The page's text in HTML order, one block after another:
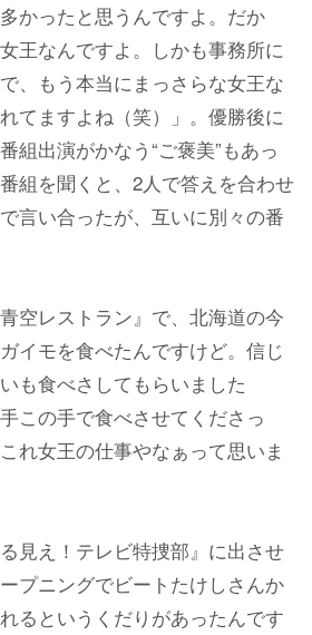
かったと思うんですよ。だか
王なんですよ。しかも事務所に
、もう本当にまっさらな女王な
てますよね（笑）」。優勝後に
組出演がかなう“ご褒美”もあっ
組を聞くと、2人で答えを合わせ
言い合ったが、互いに別々の番
空レストラン』で、北海道の今
イモを食べたんですけど。信じ
も食べさしてもらいました
この手で食べさせてくださっ
れ女王の仕事やなぁって思いま
見え！テレビ特捜部』に出させ
プニングでビートたけしさんか
るというくだりがあったんです